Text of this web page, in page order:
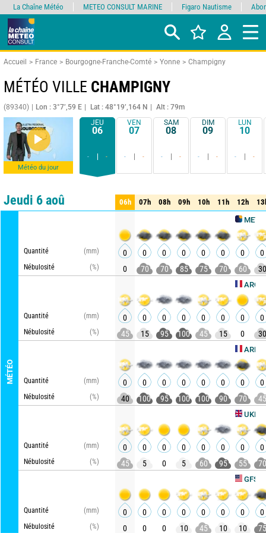
Accueil France Bourgogne-Franche-Comté Yonne Champigny
MÉTÉO VILLE CHAMPIGNY
(89340) Lon : 3°7’,59 E Lat : 48°19’,164 N Alt : 79m
Météo du jour
JEU
06
- -
VEN
07
- -
SAM
08
- -
DIM
09
- -
LUN
10
- -
Comparateur détaillé synthétique
Jeudi 6 aoû
MÉTÉO
METEO
Quantité
(mm)
Nébulosité
(%)
AROME HD
Quantité
(mm)
Nébulosité
(%)
Quantité
(mm)
Nébulosité
(%)
UKMO
Quantité
(mm)
Nébulosité
(%)
Quantité
(mm)
Nébulosité
(%)
06h 07h 08h 09h 10h 11h 12h
06h 07h 08h 09h 10h 11h 12h
0 0 0 0 0 0 0
0
0
70 70 85 75 70 60 30
0 0 0 0 0 0 0
0
45
15 95 100 45 15 0 30
0 0 0 0 0 0 0
0
40
100 95 100 100 90 70 45
0 0 0 0 0 0 0
0
45
5 0 5 60 95 55 70
0 0 0 0 0 0 0
0
0
0 0 10 45 10 10 75
La Chaîne Météo METEO CONSULT MARINE Figaro Nautisme